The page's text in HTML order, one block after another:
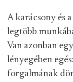
A karácsony és
legtöbb
Van azonban
lényegében
forgalmának